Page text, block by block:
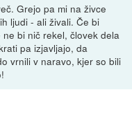
Grejo pa mi na živce
ljudi - ali živali. Če bi
bi nič rekel, človek dela
pa izjavljajo, da
vrnili v naravo, kjer so bili